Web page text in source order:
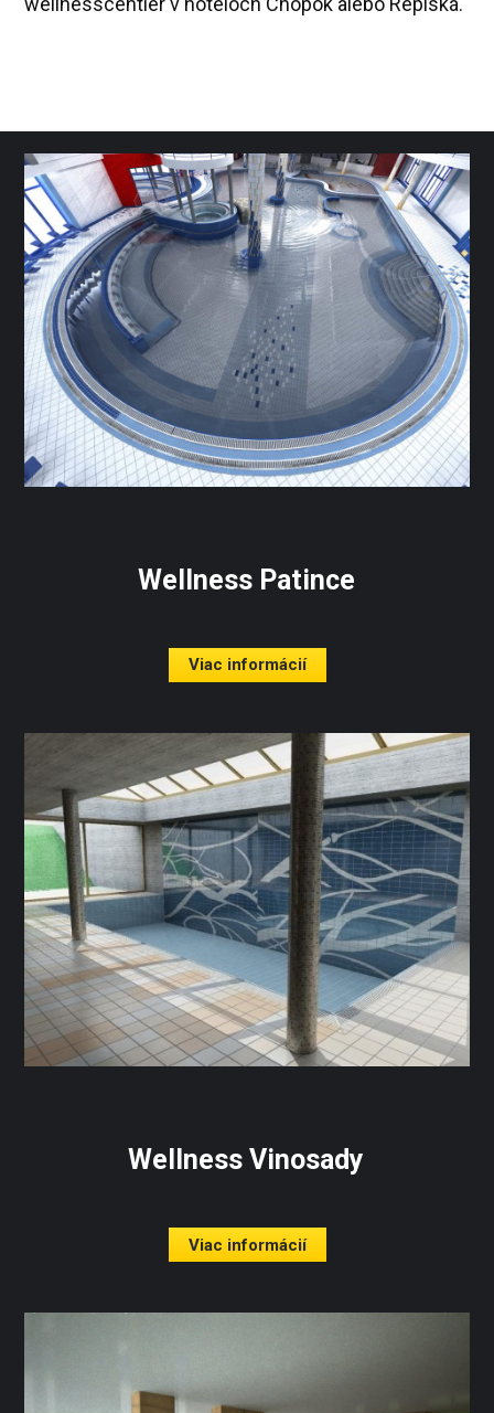
Wellness Patince
Viac informácií
Wellness Vinosady
Viac informácií